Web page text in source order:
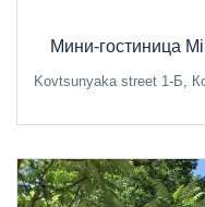
Мини-гостиница
Kovtsunyaka street 1-Б,